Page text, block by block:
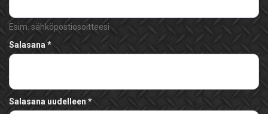
Esim. sähköpostiosoitteesi
Salasana
Salasana uudelleen